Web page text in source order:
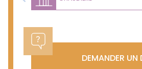
Previous
DEMANDER UN